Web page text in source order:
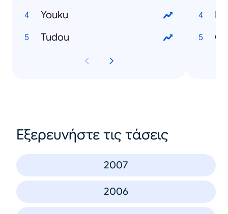
Youku
Tudou
Εξερευνήστε τις τάσεις
2007
2006